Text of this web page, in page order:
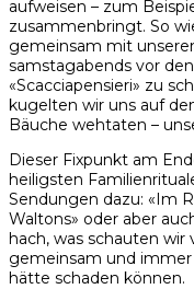
aufweisen – zum
zusammenbringt. So
gemeinsam mit
samstagabends vor
«Scacciapensieri» zu
kugelten wir uns auf
Bäuche wehtaten –
Dieser Fixpunkt am
heiligsten
Sendungen dazu: «Im
Waltons» oder aber
hach, was schauten
gemeinsam und immer
hätte schaden können.